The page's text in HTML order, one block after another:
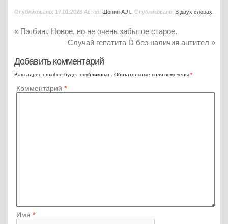
Опубликовано: 17.01.2026 Автор: Шонин А.Л. . Опубликовано: В двух словах
« Пэгбинг. Новое, но не очень забытое старое.
Случай гепатита D без наличия антител »
Добавить комментарий
Ваш адрес email не будет опубликован. Обязательные поля помечены *
Комментарий *
Имя *